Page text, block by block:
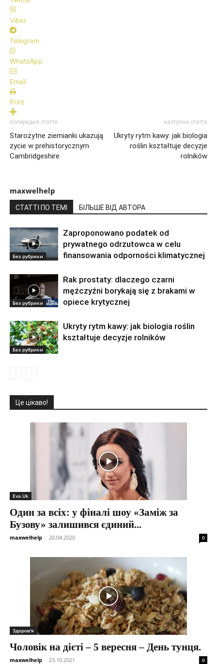
Viber
Telegram
WhatsApp
Email
Print
попередня стаття
Starożytne ziemianki ukazują
życie w prehistorycznym
Cambridgeshire
наступна стаття
Ukryty rytm kawy: jak biologia
roślin kształtuje decyzje
rolników
maxwelhelp
СТАТТІ ПО ТЕМІ БІЛЬШЕ ВІД АВТОРА
Без рубрики
Zaproponowano podatek od
prywatnego odrzutowca w celu
finansowania odporności klimatycznej
Без рубрики
Rak prostaty: dlaczego czarni
mężczyźni borykają się z brakami w
opiece krytycznej
Без рубрики
Ukryty rytm kawy: jak biologia roślin
kształtuje decyzje rolników
Це цікаво!
Eva.Uk
Один за всіх: у фіналі шоу «Заміж за
Бузову» залишився єдиний...
maxwelhelp - 20.04.2020 0
Здоров'я
Чоловік на дієті – 5 вересня – День тунця.
maxwelhelp - 23.10.2021 0